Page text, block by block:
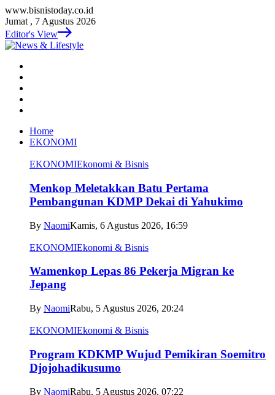
www.bisnistoday.co.id
Jumat , 7 Agustus 2026
Editor's View
Home
EKONOMI
EKONOMIEkonomi & Bisnis
Menkop Meletakkan Batu Pertama
Pembangunan KDMP Dekai di Yahukimo
By NaomiKamis, 6 Agustus 2026, 16:59
EKONOMIEkonomi & Bisnis
Wamenkop Lepas 86 Pekerja Migran ke
Jepang
By NaomiRabu, 5 Agustus 2026, 20:24
EKONOMIEkonomi & Bisnis
Program KDKMP Wujud Pemikiran Soemitro
Djojohadikusumo
By NaomiRabu, 5 Agustus 2026, 07:22